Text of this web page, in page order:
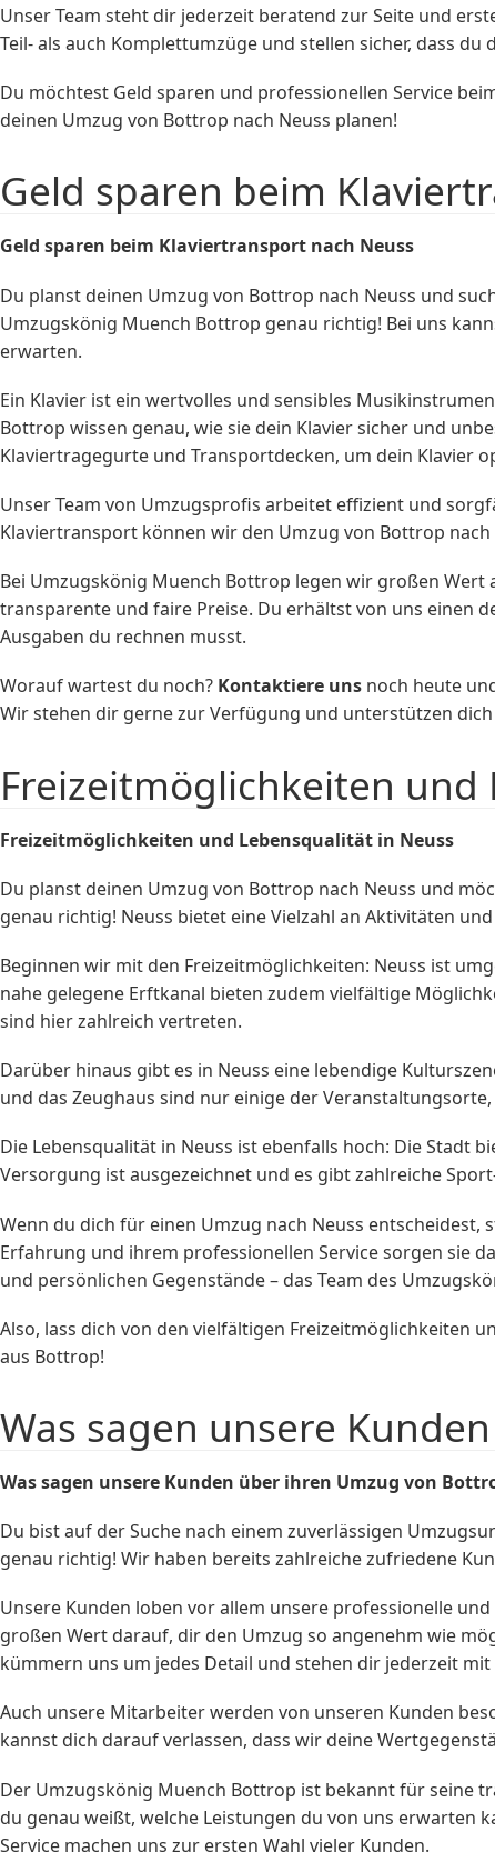
Unser Team steht dir jederzeit beratend zur Seite und
Teil- als auch Komplettumzüge und stellen sicher, dass
Du möchtest Geld sparen und professionellen Service
deinen Umzug von Bottrop nach Neuss planen!
Geld sparen beim
Geld sparen beim Klaviertransport nach Neuss
Du planst deinen Umzug von Bottrop nach Neuss und
Umzugskönig Muench Bottrop genau richtig! Bei uns
erwarten.
Ein Klavier ist ein wertvolles und sensibles
Bottrop wissen genau, wie sie dein Klavier sicher und
Klaviertragegurte und Transportdecken, um dein Klavier
Unser Team von Umzugsprofis arbeitet effizient und
Klaviertransport können wir den Umzug von Bottrop
Bei Umzugskönig Muench Bottrop legen wir großen
transparente und faire Preise. Du erhältst von uns einen
Ausgaben du rechnen musst.
Worauf wartest du noch? Kontaktiere uns noch heute
Wir stehen dir gerne zur Verfügung und unterstützen
Freizeitmöglichkeiten
Freizeitmöglichkeiten und Lebensqualität in Neuss
Du planst deinen Umzug von Bottrop nach Neuss und
genau richtig! Neuss bietet eine Vielzahl an Aktivitäten
Beginnen wir mit den Freizeitmöglichkeiten: Neuss ist
nahe gelegene Erftkanal bieten zudem vielfältige
sind hier zahlreich vertreten.
Darüber hinaus gibt es in Neuss eine lebendige
und das Zeughaus sind nur einige der
Die Lebensqualität in Neuss ist ebenfalls hoch: Die Stadt
Versorgung ist ausgezeichnet und es gibt zahlreiche
Wenn du dich für einen Umzug nach Neuss
Erfahrung und ihrem professionellen Service sorgen sie
und persönlichen Gegenstände – das Team des
Also, lass dich von den vielfältigen Freizeitmöglichkeiten
aus Bottrop!
Was sagen unsere
Was sagen unsere Kunden über ihren Umzug von
Du bist auf der Suche nach einem zuverlässigen
genau richtig! Wir haben bereits zahlreiche zufriedene
Unsere Kunden loben vor allem unsere professionelle
großen Wert darauf, dir den Umzug so angenehm wie
kümmern uns um jedes Detail und stehen dir jederzeit mit
Auch unsere Mitarbeiter werden von unseren Kunden
kannst dich darauf verlassen, dass wir deine
Der Umzugskönig Muench Bottrop ist bekannt für seine
du genau weißt, welche Leistungen du von uns erwarten
Service machen uns zur ersten Wahl vieler Kunden.